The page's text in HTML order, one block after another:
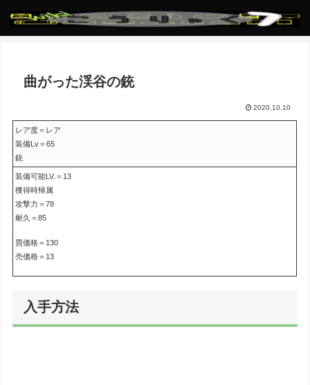
曲がった渓谷の銃
2020.10.10
レア度＝レア
装備Lv＝65
銃
装備可能LV.＝13
獲得時帰属
攻撃力＝78
耐久＝85
買価格＝130
売価格＝13
入手方法